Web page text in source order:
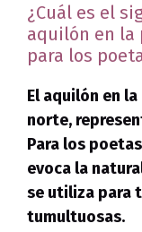
¿Cuál es el
aquilón en la
para los
El aquilón en
norte,
Para los
evoca la
se utiliza para
tumultuosas.